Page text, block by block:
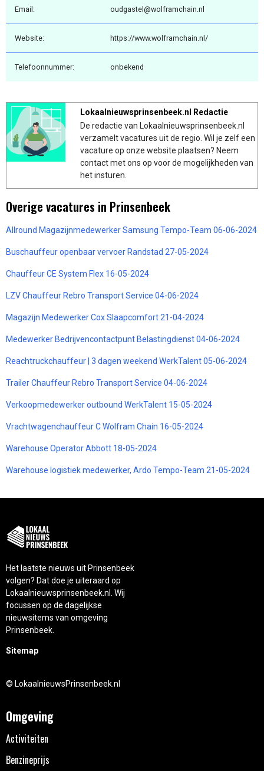
Email: oudgastel@wolframchain.nl
Website: https://www.wolframchain.nl/
Telefoonnummer: onbekend
Lokaalnieuwsprinsenbeek.nl Redactie
De redactie van Lokaalnieuwsprinsenbeek.nl
verzamelt vacatures uit de regio. Wil je zelf een
vacature op onze website plaatsen? Neem
contact met ons op voor de mogelijkheden van
het insturen.
Overige vacatures in Prinsenbeek
Allround Magazijnmedewerker Samsung Tempo-Team 06-06-2024
Buschauffeur openbaar vervoer Randstad 27-05-2024
Chauffeur CE System Flex 16-05-2024
LZV Chauffeur Rebro Transport Service 04-06-2024
Magazijn Medewerker Cox Slaapcomfort 21-04-2024
Medewerker Bedrijvencontactpunt Belastingdienst 04-06-2024
Reachtruckchauffeur | 3 dagen weekend WerkTalent 05-06-2024
Trailer Chauffeur Rebro Transport Service 04-06-2024
Verkoopmedewerker outbound WerkTalent 15-05-2024
Vrachtwagenchauffeur C Wolfram Chain 16-05-2024
Warehouse Operator Abbott 18-05-2024
Warehouse logistiek medewerker, Ardo Tempo-Team 21-05-2024
Het laatste nieuws uit Prinsenbeek
volgen? Dat doe je uiteraard op
Lokaalnieuwsprinsenbeek.nl. Wij
focussen op de dagelijkse
nieuwsitems van omgeving
Prinsenbeek.
Sitemap
© LokaalnieuwsPrinsenbeek.nl
Omgeving
Activiteiten
Benzineprijs